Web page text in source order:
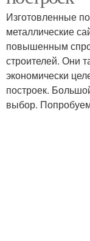
Изготовленные
металлические
повышенным
строителей. Они
экономически
построек.
выбор.